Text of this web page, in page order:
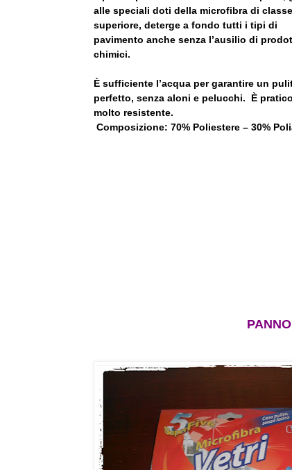
alle speciali doti della microfibra di classe
superiore, deterge a fondo tutti i tipi di
pavimento anche senza l’ausilio di
chimici.
È sufficiente l’acqua per garantire un
perfetto, senza aloni e pelucchi. È
molto
Composizione: 70% Poliestere – 30%